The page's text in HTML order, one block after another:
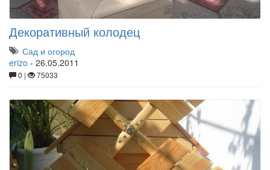
Декоративный колодец
Сад и огород
erizo - 26.05.2011
0 | 75033